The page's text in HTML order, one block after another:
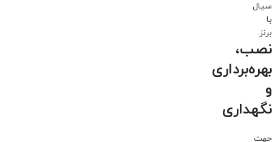
سیال
با
برنز.
نصب،
بهره‌برداری
و
نگهداری
جهت